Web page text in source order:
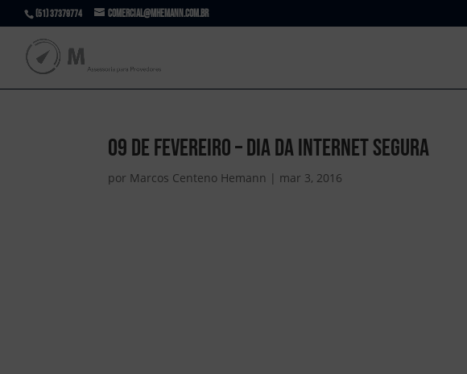
(51) 37379774 comercial@mhemann.com.br
09 de Fevereiro – Dia da Internet Segura
por Marcos Centeno Hemann | mar 3, 2016